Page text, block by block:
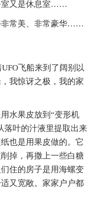
室又是休息室……
非常美、非常豪华……
飞船来到了阔别以
我惊讶之极，我的家
水果皮放到“变形机
落叶的汁液里提取出来
也是用果皮做的。它
掉，再撒上一些白糖
住的房子是用海螺变
又宽敞。家家户户都